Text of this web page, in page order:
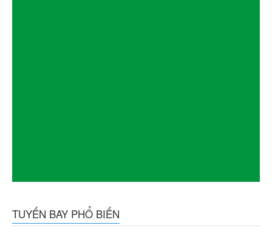
TUYẾN BAY PHỔ BIẾN